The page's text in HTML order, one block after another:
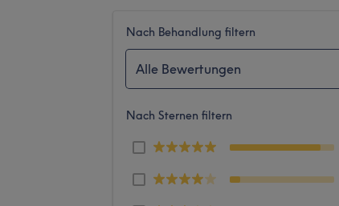
Nach Behandlung filtern
Alle Bewertungen
Nach Sternen filtern